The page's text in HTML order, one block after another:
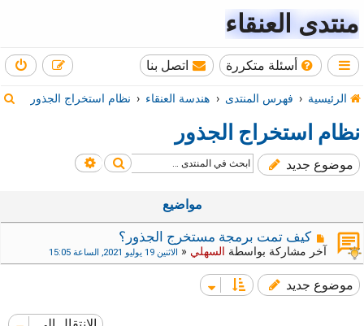
منتدى العنقاء
أسئلة متكررة اتصل بنا
الرئيسية فهرس المنتدى هندسة العنقاء نظام استخراج الجذور
نظام استخراج الجذور
موضوع جديد بحث بحث متقدم
مواضيع
كيف تمت برمجة مستخرج الجذور؟
آخر مشاركة بواسطة السهلي « الاثنين 19 يوليو 2021, الساعة 15:05
موضوع جديد